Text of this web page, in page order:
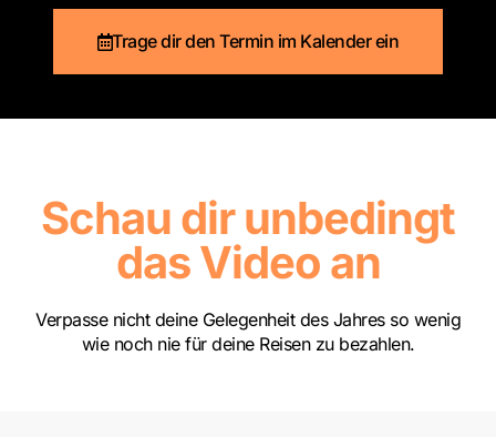
Trage dir den Termin im Kalender ein
Schau dir unbedingt
das Video an
Verpasse nicht deine Gelegenheit des Jahres so wenig
wie noch nie für deine Reisen zu bezahlen.